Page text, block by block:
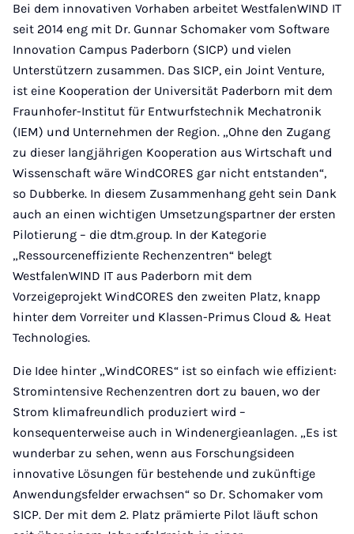
Bei dem innovativen Vorhaben arbeitet WestfalenWIND IT
seit 2014 eng mit Dr. Gunnar Schomaker vom Software
Innovation Campus Paderborn (SICP) und vielen
Unterstützern zusammen. Das SICP, ein Joint Venture,
ist eine Kooperation der Universität Paderborn mit dem
Fraunhofer-Institut für Entwurfstechnik Mechatronik
(IEM) und Unternehmen der Region. „Ohne den Zugang
zu dieser langjährigen Kooperation aus Wirtschaft und
Wissenschaft wäre WindCORES gar nicht entstanden“,
so Dubberke. In diesem Zusammenhang geht sein Dank
auch an einen wichtigen Umsetzungspartner der ersten
Pilotierung – die dtm.group. In der Kategorie
„Ressourceneffiziente Rechenzentren“ belegt
WestfalenWIND IT aus Paderborn mit dem
Vorzeigeprojekt WindCORES den zweiten Platz, knapp
hinter dem Vorreiter und Klassen-Primus Cloud & Heat
Technologies.
Die Idee hinter „WindCORES“ ist so einfach wie effizient:
Stromintensive Rechenzentren dort zu bauen, wo der
Strom klimafreundlich produziert wird –
konsequenterweise auch in Windenergieanlagen. „Es ist
wunderbar zu sehen, wenn aus Forschungsideen
innovative Lösungen für bestehende und zukünftige
Anwendungsfelder erwachsen“ so Dr. Schomaker vom
SICP. Der mit dem 2. Platz prämierte Pilot läuft schon